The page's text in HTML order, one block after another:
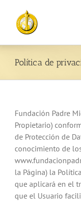
content
Política de
Fundación Padre
Propietario)
de Protección de
conocimiento de
la Página) la
que aplicará en el
que el Usuario